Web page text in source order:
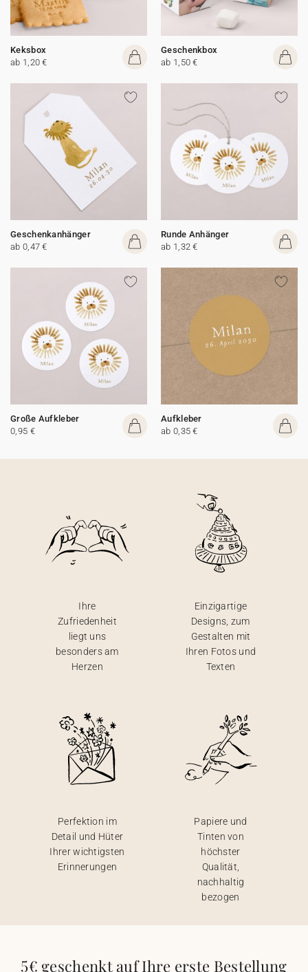
Keksbox
ab 1,20 €
Geschenkbox
ab 1,50 €
Geschenkanhänger
ab 0,47 €
Runde Anhänger
ab 1,32 €
Große Aufkleber
0,95 €
Aufkleber
ab 0,35 €
Ihre
Zufriedenheit
liegt uns
besonders am
Herzen
Einzigartige
Designs, zum
Gestalten mit
Ihren Fotos und
Texten
Perfektion im
Detail und Hüter
Ihrer wichtigsten
Erinnerungen
Papiere und
Tinten von
höchster
Qualität,
nachhaltig
bezogen
5€ geschenkt auf Ihre erste Bestellung